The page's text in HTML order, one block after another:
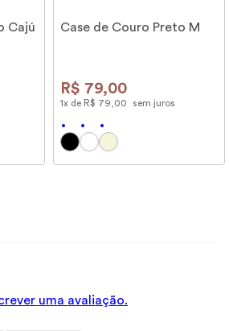
Cajú
Case de Couro Preto M
R$ 79,00
1x de R$ 79 00 sem juros
uma avaliação.